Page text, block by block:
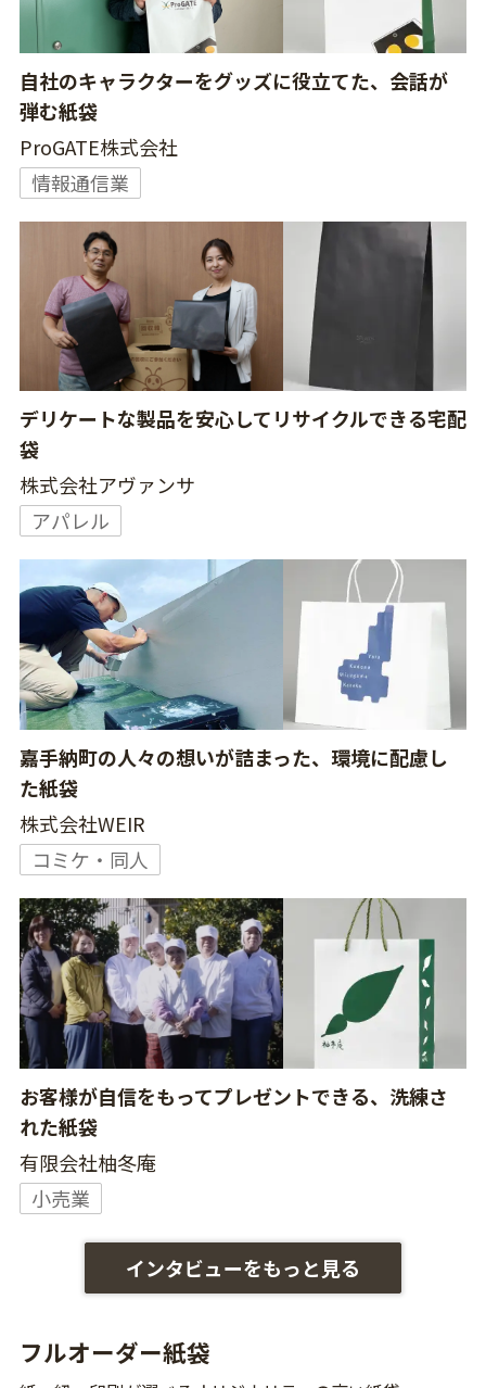
自社のキャラクターをグッズに役立てた、会話が
弾む紙袋
ProGATE株式会社
情報通信業
デリケートな製品を安心してリサイクルできる宅配
袋
株式会社アヴァンサ
アパレル
嘉手納町の人々の想いが詰まった、環境に配慮し
た紙袋
株式会社WEIR
コミケ・同人
お客様が自信をもってプレゼントできる、洗練さ
れた紙袋
有限会社柚冬庵
小売業
インタビューをもっと見る
フルオーダー紙袋